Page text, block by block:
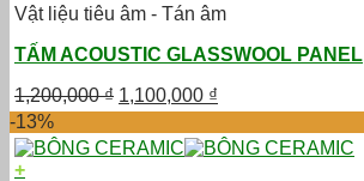
Vật liệu tiêu âm - Tán âm
TẤM ACOUSTIC GLASSWOOL PANEL
1,200,000₫ Giá
gốc
là:
1,200,000 ₫.
1,100,000 ₫
hiện
tại
là:
-13%
+